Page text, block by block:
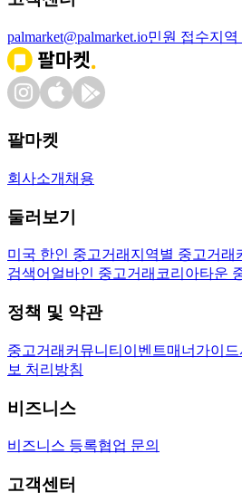
palmarket@palmarket.io민원 접수지역
팔마켓
회사소개 채용
둘러보기
미국 한인 중고거래 지역별 중고거래
검색어 얼바인 중고거래 코리아타운
정책 및 약관
중고거래 커뮤니티 이벤트매너가이드
보 처리방침
비즈니스
비즈니스 등록협업 문의
고객센터